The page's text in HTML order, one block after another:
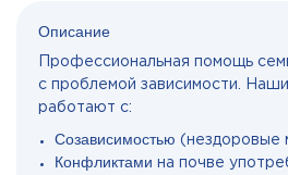
Описание
Профессиональная помощь
с проблемой зависимости.
работают с:
Созависимостью (нездоровые
Конфликтами на почве